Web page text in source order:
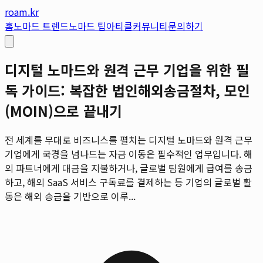
roam.kr
홈노마드 트렌드노마드 팁아티클커뮤니티문의하기
디지털 노마드와 원격 근무 기업을 위한 필
독 가이드: 복잡한 법인해외송금절차, 모인
(MOIN)으로 끝내기
전 세계를 무대로 비즈니스를 펼치는 디지털 노마드와 원격 근무
기업에게 국경을 넘나드는 자금 이동은 필수적인 업무입니다. 해
외 파트너에게 대금을 지불하거나, 글로벌 팀원에게 급여를 송금
하고, 해외 SaaS 서비스 구독료를 결제하는 등 기업의 글로벌 활
동은 해외 송금을 기반으로 이루...